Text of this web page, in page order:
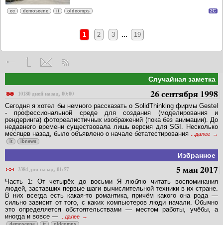
cc demoscene it oldcomps 2C
1 2 3 ... 19
Случайная заметка
10180 дней назад, 00:00
26 сентября 1998
Сегодня я хотел бы немного рассказать о SolidThinking фирмы Gestel
- профессиональной среде для создания (моделирования и
рендеринга) фотореалистичных изображений (пока без анимации). До
недавнего времени существовала лишь версия для SGI. Несколько
месяцев назад, было объявлено о начале бетатестирования
...далее
it ibnews
Избранное
3384 дня назад, 01:57
5 мая 2017
Часть 1: От четырёх до восьми Я люблю читать воспоминания
людей, заставших первые шаги вычислительной техники в их стране.
В них всегда есть какая-то романтика, причём какого она рода —
сильно зависит от того, с каких компьютеров люди начали. Обычно
это определяется обстоятельствами — местом работы, учёбы, а
иногда и вовсе —
...далее